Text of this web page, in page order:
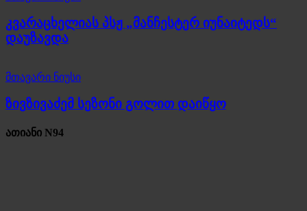
კვარაცხელიას პსჟ „მანჩესტერ იუნაიტედს“
დაუზავდა
მთავარი ნიუსი
ზივზივაძემ სეზონი გოლით დაიწყო
ათიანი N94